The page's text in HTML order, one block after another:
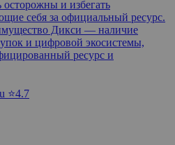
и избегать
себя за официальный ресурс.
Дикси — наличие
и цифровой экосистемы,
ресурс и
⭐4.7